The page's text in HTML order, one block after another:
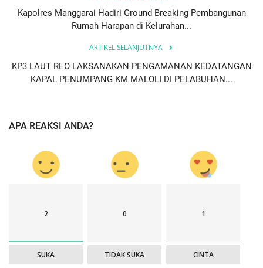
Kapolres Manggarai Hadiri Ground Breaking Pembangunan
Rumah Harapan di Kelurahan...
ARTIKEL SELANJUTNYA
KP3 LAUT REO LAKSANAKAN PENGAMANAN KEDATANGAN
KAPAL PENUMPANG KM MALOLI DI PELABUHAN...
APA REAKSI ANDA?
2
SUKA
0
TIDAK SUKA
1
CINTA